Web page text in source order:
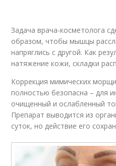
Задача врача-косметолога
образом, чтобы мышцы
напряглись с другой. Как
натяжение кожи, складки
Коррекция мимических
полностью безопасна – для
очищенный и ослабленный
Препарат выводится из
суток, но действие его